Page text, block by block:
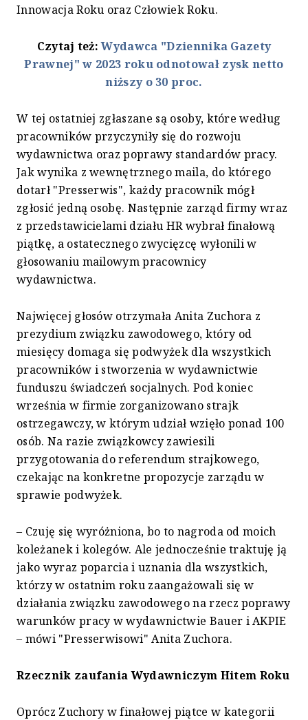
Innowacja Roku oraz Człowiek Roku.
Czytaj też:Wydawca "Dziennika Gazety
Prawnej" w 2023 roku odnotował zysk netto
niższy o 30 proc.
W tej ostatniej zgłaszane są osoby, które według
pracowników przyczyniły się do rozwoju
wydawnictwa oraz poprawy standardów pracy.
Jak wynika z wewnętrznego maila, do którego
dotarł "Presserwis", każdy pracownik mógł
zgłosić jedną osobę. Następnie zarząd firmy wraz
z przedstawicielami działu HR wybrał finałową
piątkę, a ostatecznego zwycięzcę wyłonili w
głosowaniu mailowym pracownicy
wydawnictwa.
Najwięcej głosów otrzymała Anita Zuchora z
prezydium związku zawodowego, który od
miesięcy domaga się podwyżek dla wszystkich
pracowników i stworzenia w wydawnictwie
funduszu świadczeń socjalnych. Pod koniec
września w firmie zorganizowano strajk
ostrzegawczy, w którym udział wzięło ponad 100
osób. Na razie związkowcy zawiesili
przygotowania do referendum strajkowego,
czekając na konkretne propozycje zarządu w
sprawie podwyżek.
– Czuję się wyróżniona, bo to nagroda od moich
koleżanek i kolegów. Ale jednocześnie traktuję ją
jako wyraz poparcia i uznania dla wszystkich,
którzy w ostatnim roku zaangażowali się w
działania związku zawodowego na rzecz poprawy
warunków pracy w wydawnictwie Bauer i AKPIE
– mówi "Presserwisowi" Anita Zuchora.
Rzecznik zaufania Wydawniczym Hitem Roku
Oprócz Zuchory w finałowej piątce w kategorii